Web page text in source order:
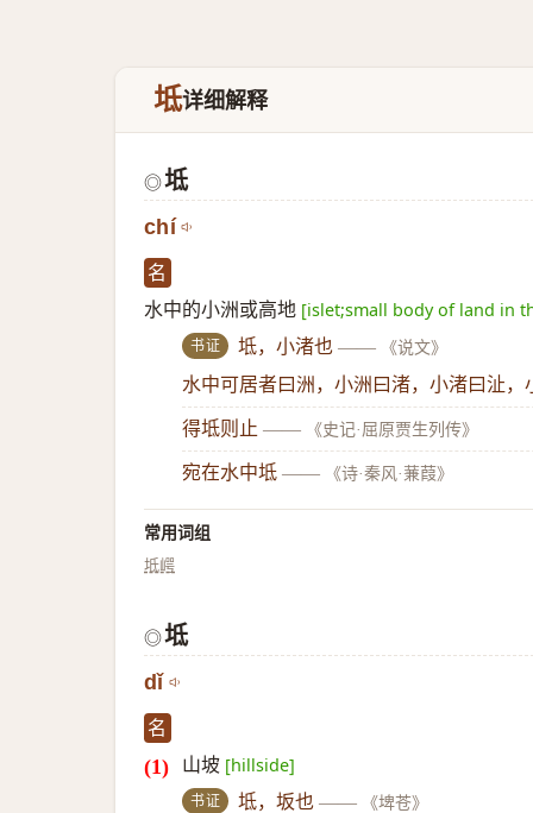
坻详细解释
◎坻
chí
名
水中的小洲或高地 [islet;small body of land in
书证 坻，小渚也 —— 《说文》
水中可居者曰洲，小洲曰渚，小渚曰沚，
得坻则止 —— 《史记·屈原贾生列传》
宛在水中坻 —— 《诗·秦风·蒹葭》
常用词组
坻崿
◎坻
dǐ
名
山坡 [hillside]
书证 坻，坂也 —— 《埤苍》